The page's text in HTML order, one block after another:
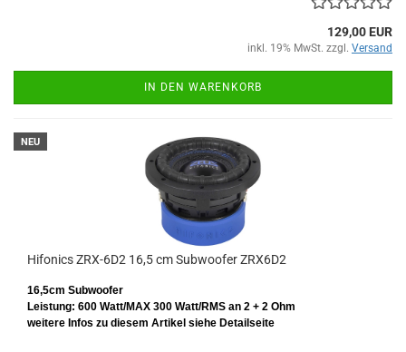
129,00 EUR
inkl. 19% MwSt. zzgl. Versand
IN DEN WARENKORB
NEU
Hifonics ZRX-6D2 16,5 cm Subwoofer ZRX6D2
16,5cm Subwoofer
Leistung: 600 Watt/MAX 300 Watt/RMS an 2 + 2 Ohm
weitere Infos zu diesem Artikel siehe Detailseite